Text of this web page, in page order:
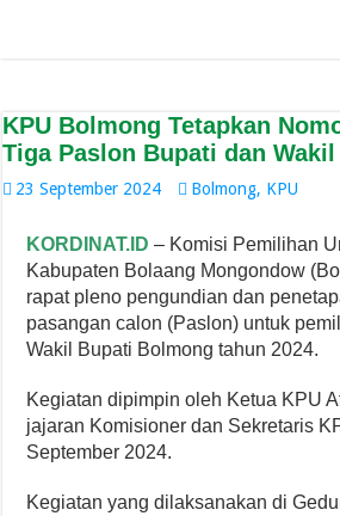
KPU Bolmong Tetapkan
Tiga Paslon Bupati dan
23 September 2024 Bolmong, KPU
KORDINAT.ID – Komisi Pemilihan
Kabupaten Bolaang Mongondow
rapat pleno pengundian dan
pasangan calon (Paslon) untuk
Wakil Bupati Bolmong tahun 2024.
Kegiatan dipimpin oleh Ketua KPU
jajaran Komisioner dan Sekretaris
September 2024.
Kegiatan yang dilaksanakan di